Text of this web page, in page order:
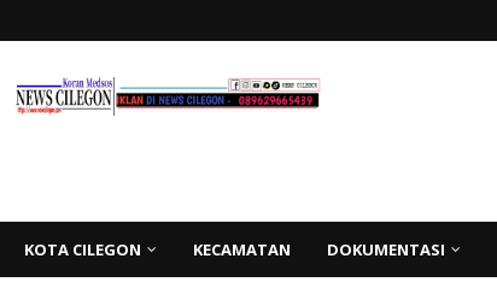
KOTA CILEGON KECAMATAN DOKUMENTASI